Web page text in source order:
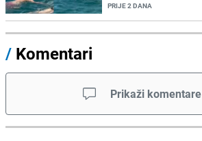
PRIJE 2 DANA
/ Komentari
Prikaži komentare